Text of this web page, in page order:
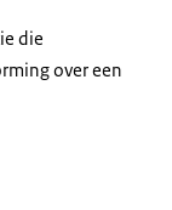
die
over een